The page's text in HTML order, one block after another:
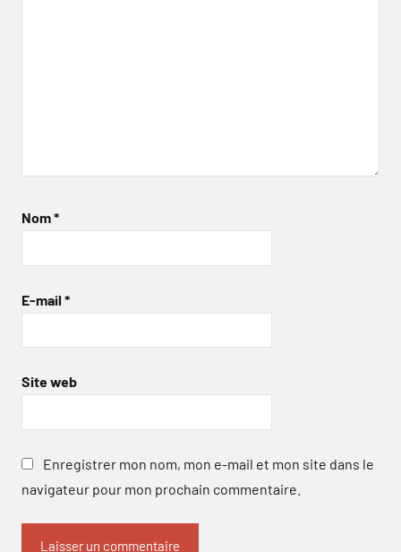
Nom*
E-mail *
Site web
Enregistrer mon nom, mon e-mail et mon site dans le
navigateur pour mon prochain commentaire.